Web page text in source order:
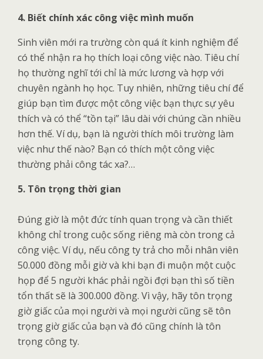
4. Biết chính xác công việc mình muốn
Sinh viên mới ra trường còn quá ít kinh nghiệm để
có thể nhận ra họ thích loại công việc nào. Tiêu chí
họ thường nghĩ tới chỉ là mức lương và hợp với
chuyên ngành họ học. Tuy nhiên, những tiêu chí để
giúp bạn tìm được một công việc bạn thực sự yêu
thích và có thể “tồn tại” lâu dài với chúng cần nhiều
hơn thế. Ví dụ, bạn là người thích môi trường làm
việc như thế nào? Bạn có thích một công việc
thường phải công tác xa?…
5. Tôn trọng thời gian
Đúng giờ là một đức tính quan trọng và cần thiết
không chỉ trong cuộc sống riêng mà còn trong cả
công việc. Ví dụ, nếu công ty trả cho mỗi nhân viên
50.000 đồng mỗi giờ và khi bạn đi muộn một cuộc
họp để 5 người khác phải ngồi đợi bạn thì số tiền
tổn thất sẽ là 300.000 đồng. Vì vậy, hãy tôn trọng
giờ giấc của mọi người và mọi người cũng sẽ tôn
trọng giờ giấc của bạn và đó cũng chính là tôn
trọng công ty.